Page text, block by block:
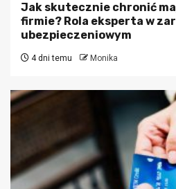
Jak skutecznie chronić
firmie? Rola eksperta w
ubezpieczeniowym
4 dni temu Monika